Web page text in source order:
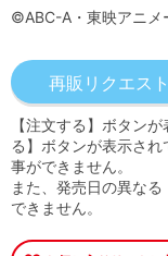
©ABC-A・東映アニメ
【注文する】ボタン
る】ボタンが表示さ
事ができません。
また、発売日の異な
できません。